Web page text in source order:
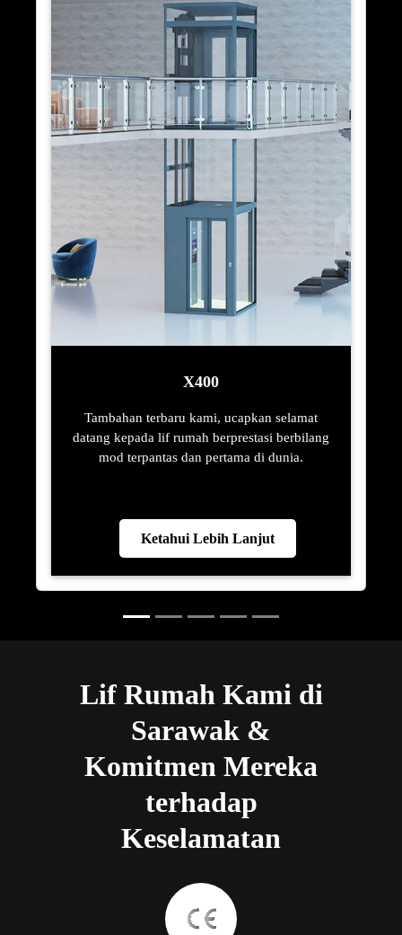
X400
Tambahan terbaru kami, ucapkan selamat
datang kepada lif rumah berprestasi berbilang
mod terpantas dan pertama di dunia.
Ketahui Lebih Lanjut
Lif Rumah Kami di
Sarawak &
Komitmen Mereka
terhadap
Keselamatan